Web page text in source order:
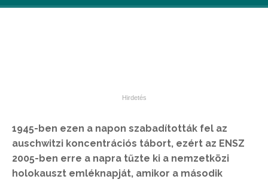
1945-ben ezen a napon szabadították fel az
auschwitzi koncentrációs tábort, ezért az ENSZ
2005-ben erre a napra tűzte ki a nemzetközi
holokauszt emléknapját, amikor a második